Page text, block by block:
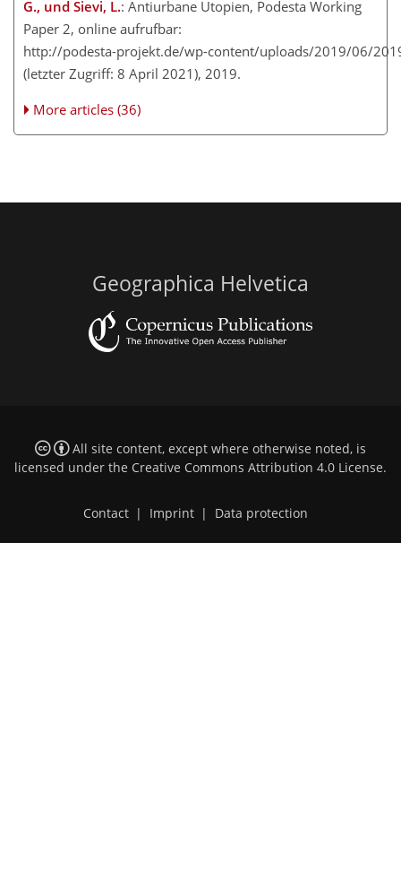
G., und Sievi, L.: Antiurbane Utopien, Podesta Working
Paper 2, online aufrufbar:
http://podesta-projekt.de/wp-content/uploads/2019/06/
(letzter Zugriff: 8 April 2021), 2019.
More articles (36)
Geographica Helvetica
All site content, except where otherwise noted, is
licensed under the Creative Commons Attribution 4.0 License.
Contact | Imprint | Data protection